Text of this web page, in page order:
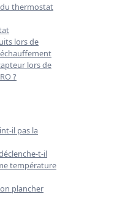
du thermostat
lors de
lors de
?
il pas la
t-il
température
plancher